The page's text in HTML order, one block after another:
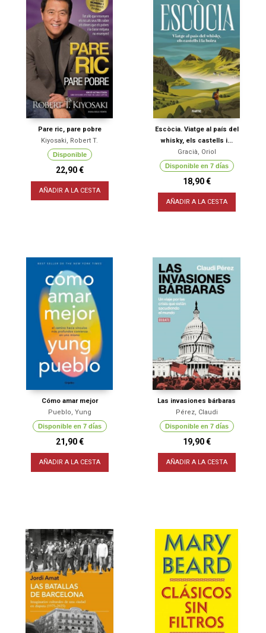
Pare ric, pare pobre
Kiyosaki, Robert T.
Disponible
22,90 €
AÑADIR A LA CESTA
Escòcia. Viatge al país del
whisky, els castells i...
Gracià, Oriol
Disponible en 7 días
18,90 €
AÑADIR A LA CESTA
Cómo amar mejor
Pueblo, Yung
Disponible en 7 días
21,90 €
AÑADIR A LA CESTA
Las invasiones bárbaras
Pérez, Claudi
Disponible en 7 días
19,90 €
AÑADIR A LA CESTA